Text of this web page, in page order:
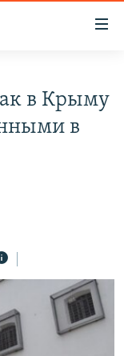
в Крыму
в